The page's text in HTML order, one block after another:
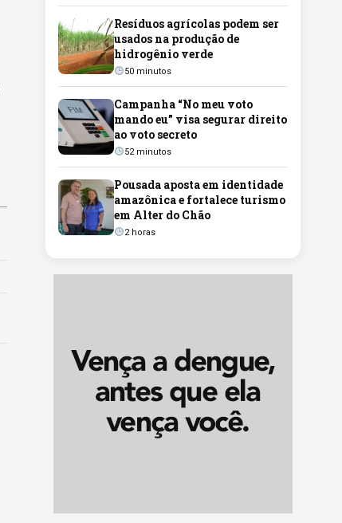
Resíduos agrícolas podem ser
usados na produção de
hidrogênio verde
50 minutos
Campanha “No meu voto
mando eu” visa segurar direito
ao voto secreto
52 minutos
Pousada aposta em identidade
amazônica e fortalece turismo
em Alter do Chão
2 horas